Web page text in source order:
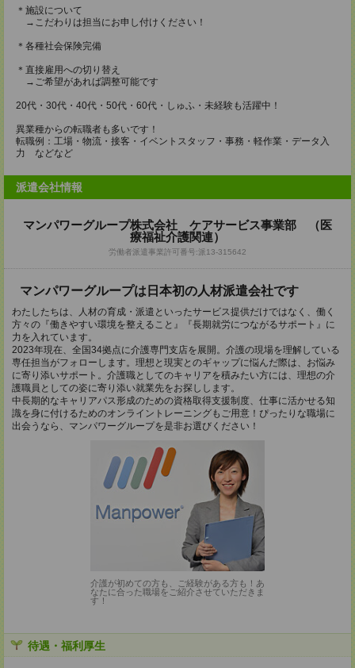
＊施設について
→こだわりは担当にお申し付けください！
＊各種社会保険完備
＊直接雇用への切り替え
→ご希望があれば調整可能です
20代・30代・40代・50代・60代・しゅふ・未経験も活躍中！
異業種からの転職者も多いです！
転職例：工場・物流・接客・イベントスタッフ・事務・軽作業・データ入
力 などなど
派遣会社情報
マンパワーグループ株式会社 ケアサービス事業部 （医
療福祉介護関連）
労働者派遣事業許可番号:派13-315642
マンパワーグループは日本初の人材派遣会社です
わたしたちは、人材の育成・派遣といったサービス提供だけではなく、働く
方々の『働きやすい環境を整えること』『長期就労につながるサポート』に
力を入れています。
2023年現在、全国34拠点に介護専門支店を展開。介護の現場を理解している
専任担当がフォローします。理想と現実とのギャップに悩んだ際は、お悩み
に寄り添いサポート。介護職としてのキャリアを積みたい方には、理想の介
護職員としての姿に寄り添い就業先をお探しします。
中長期的なキャリアパス形成のための資格取得支援制度、仕事に活かせる知
識を身に付けるためのオンライントレーニングもご用意！ぴったりな職場に
出会うなら、マンパワーグループを是非お選びください！
介護が初めての方も、ご経験がある方も！あ
なたに合った職場をご紹介させていただきま
す！
待遇・福利厚生